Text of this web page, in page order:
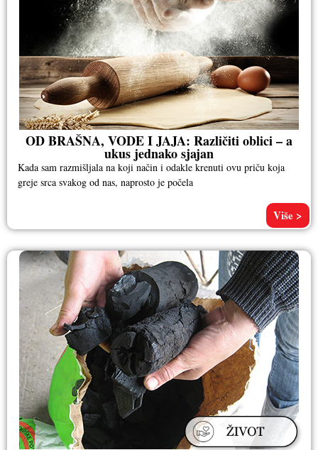
OD BRAŠNA, VODE I JAJA: Različiti oblici – a
ukus jednako sjajan
Kada sam razmišljala na koji način i odakle krenuti ovu priču koja
greje srca svakog od nas, naprosto je počela
Više >